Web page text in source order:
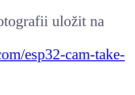
uložit na
esp32-cam-take-